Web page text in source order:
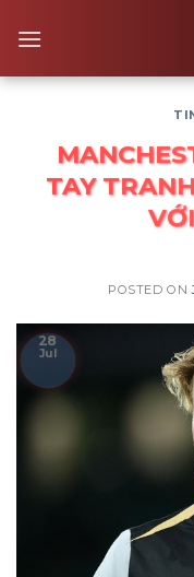
TAY
POSTED ON
28
Jul